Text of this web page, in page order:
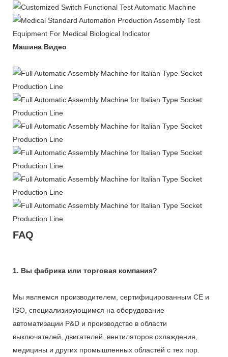
Машина Видео
FAQ
1. Вы фабрика или торговая компания?
Мы являемся производителем, сертифицированным CE и
ISO, специализирующимся на оборудование
автоматизации Р&D и производство в области
выключателей, двигателей, вентиляторов охлаждения,
медицины и других промышленных областей с тех пор.